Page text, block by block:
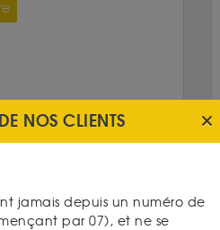
NOS CLIENTS
jamais depuis un numéro de
par 07), et ne se